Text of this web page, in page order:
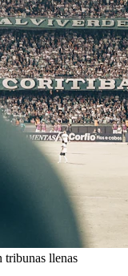
tribunas llenas